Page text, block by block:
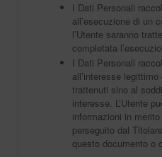
I Dati Personali
all’esecuzione di un
l’Utente saranno
completata
I Dati Personali
all’interesse
trattenuti sino al
interesse. L’Utente
informazioni in
perseguito dal
questo documento o